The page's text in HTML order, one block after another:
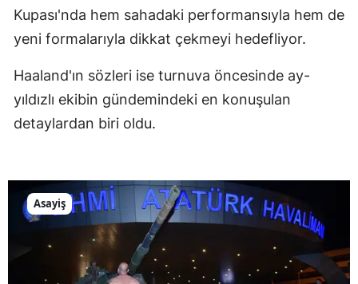
Kupası'nda hem sahadaki performansıyla hem de
yeni formalarıyla dikkat çekmeyi hedefliyor.
Haaland'ın sözleri ise turnuva öncesinde ay-
yıldızlı ekibin gündemindeki en konuşulan
detaylardan biri oldu.
Asayiş